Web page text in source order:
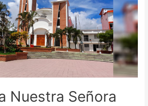
Nuestra Señora